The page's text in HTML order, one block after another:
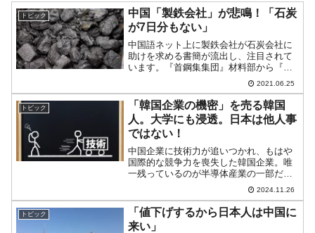
トピック
中国「製鉄会社」が悲鳴！「石炭
が7日分もない」
中国語ネット上に製鉄会社が石炭会社に
助けを求める書簡が流出し、注目されて
います。『首鋼集集団』材料部から『山
西焦煤集団』への支援要請です。『首鋼
集団』は中国大手の鉄鋼メーカー、『山
西焦煤集団』は最大手の石炭採掘・販売
企業です。何が起こってい...
2021.06.25
トピック
「韓国企業の機密」を売る韓国
人。大学にも浸透。日本は他人事
ではない！
中国企業に技術力が追いつかれ、もはや
国際的な競争力を喪失した韓国企業。唯
一残っているのが半導体産業の一部だけ
です。そもそも韓国は半導体強国と誇っ
ていますが、メモリー半導体だけであっ
て、それもDRAMはもはや中国企業が背
中まで迫っています。微...
2024.11.26
トピック
「値下げするから日本人は中国に
来い」